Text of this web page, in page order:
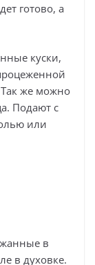
готово, а
куски,
же можно
Подают с
или
в
в духовке.